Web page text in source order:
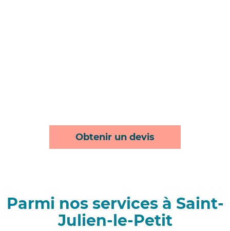
Obtenir un devis
Parmi nos services à Saint-
Julien-le-Petit